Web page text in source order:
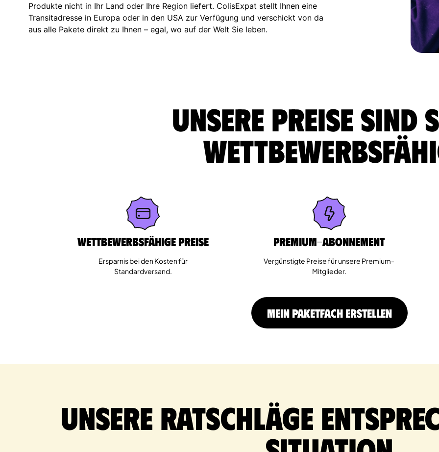
Produkte nicht in Ihr Land oder Ihre Region liefert. ColisExpat stellt Ihnen eine
Transitadresse in Europa oder in den USA zur Verfügung und verschickt von da
aus alle Pakete direkt zu Ihnen – egal, wo auf der Welt Sie leben.
Unsere Preise sind
Wettbewerbsfähige Preise
Ersparnis bei den Kosten für
Standardversand.
Premium-Abonnement
Vergünstigte Preise für unsere Premium-
Mitglieder.
MEIN PAKETFACH ERSTELLEN
Unsere Ratschläge